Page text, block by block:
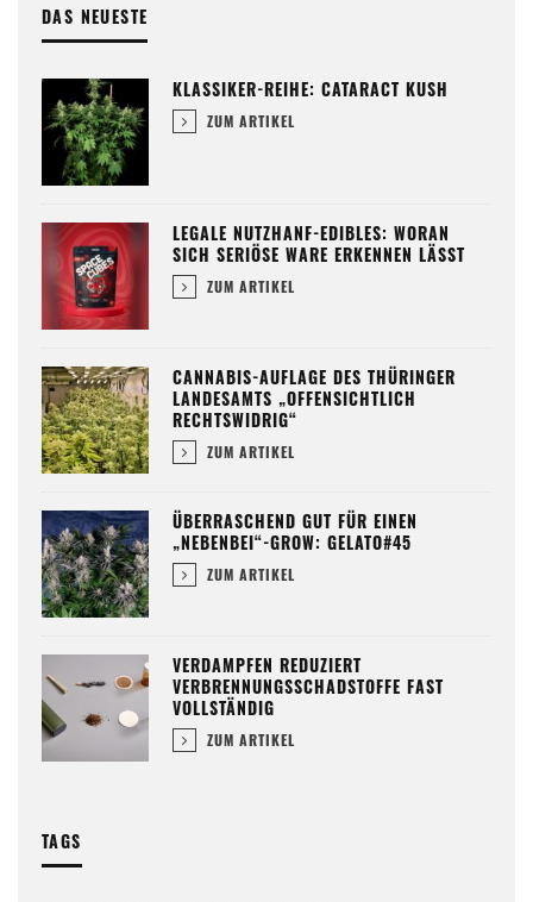
DAS NEUESTE
KLASSIKER-REIHE: CATARACT KUSH
ZUM ARTIKEL
LEGALE NUTZHANF-EDIBLES: WORAN
SICH SERIÖSE WARE ERKENNEN LÄSST
ZUM ARTIKEL
CANNABIS-AUFLAGE DES THÜRINGER
LANDESAMTS „OFFENSICHTLICH
RECHTSWIDRIG“
ZUM ARTIKEL
ÜBERRASCHEND GUT FÜR EINEN
„NEBENBEI“-GROW: GELATO#45
ZUM ARTIKEL
VERDAMPFEN REDUZIERT
VERBRENNUNGSSCHADSTOFFE FAST
VOLLSTÄNDIG
ZUM ARTIKEL
TAGS